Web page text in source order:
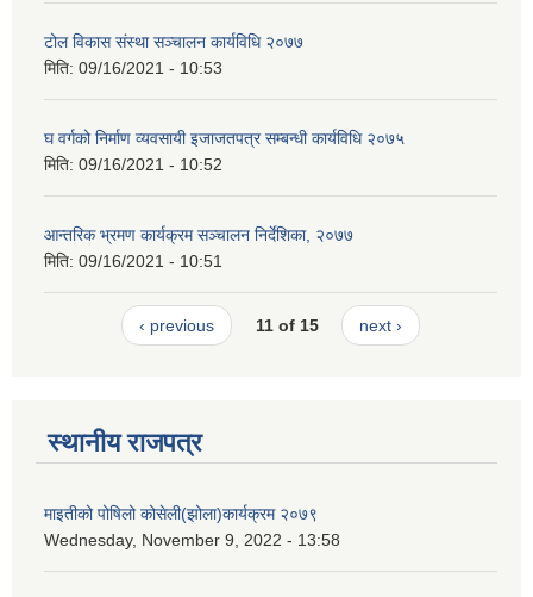
टोल विकास संस्था सञ्चालन कार्यविधि २०७७
मिति: 09/16/2021 - 10:53
घ वर्गको निर्माण व्यवसायी इजाजतपत्र सम्बन्धी कार्यविधि २०७५
मिति: 09/16/2021 - 10:52
आन्तरिक भ्रमण कार्यक्रम सञ्चालन निर्देशिका, २०७७
मिति: 09/16/2021 - 10:51
‹ previous 11 of 15 next ›
स्थानीय राजपत्र
माइतीको पोषिलो कोसेली(झोला)कार्यक्रम २०७९
Wednesday, November 9, 2022 - 13:58